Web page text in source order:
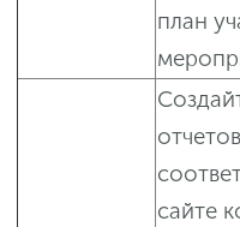
план
сайте